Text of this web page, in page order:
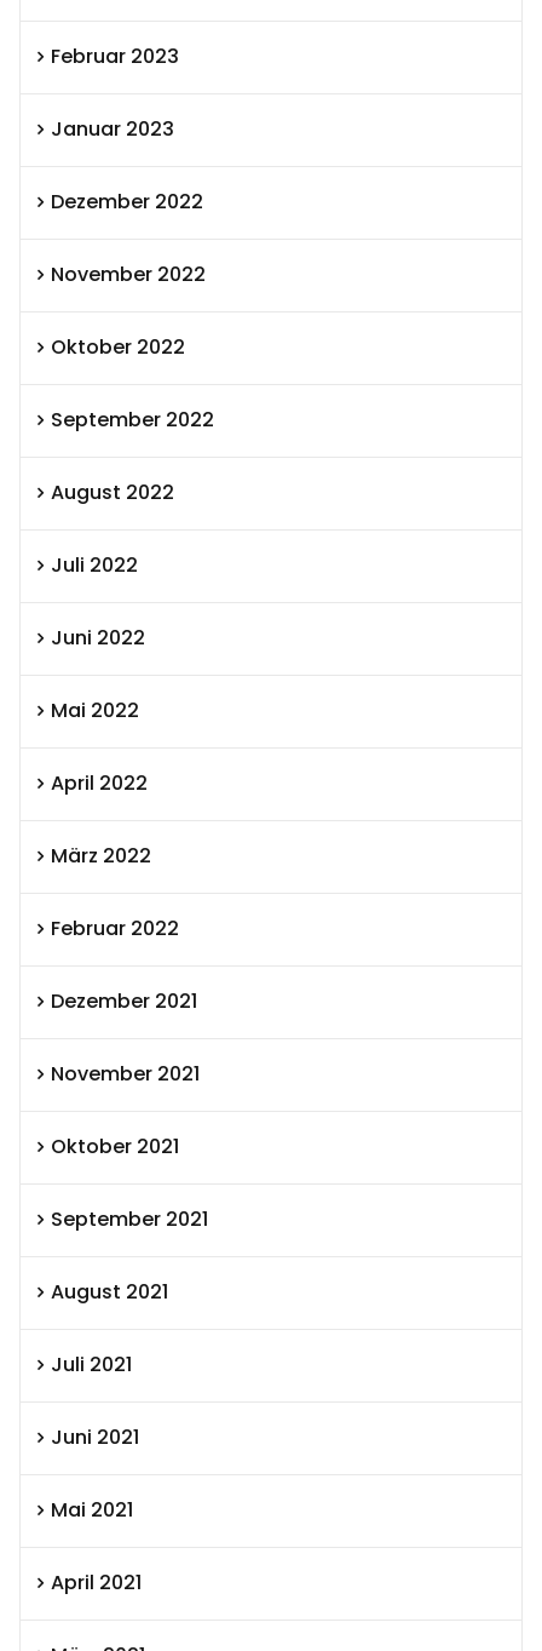
Februar 2023
Januar 2023
Dezember 2022
November 2022
Oktober 2022
September 2022
August 2022
Juli 2022
Juni 2022
Mai 2022
April 2022
März 2022
Februar 2022
Dezember 2021
November 2021
Oktober 2021
September 2021
August 2021
Juli 2021
Juni 2021
Mai 2021
April 2021